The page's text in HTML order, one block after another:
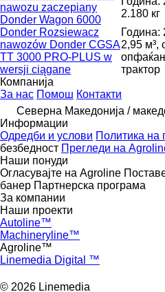
nawozu zaczepiany
Donder Wagon 6000
2.180 кг
Donder Rozsiewacz
nawozów Donder CGSA
TT 3000 PRO-PLUS w
wersji ciągane
Година:
2,95 м³,
трактор
Компанија
За нас Помош Контакти
Северна Македонија /
Информации
Одредби и услови Политика на
безбедност Прегледи на
Наши понуди
Огласувајте на Agroline
банер Партнерска програма
За компании
Наши проекти
Autoline™
Machineryline™
Agroline™
Linemedia Digital ™
© 2026 Linemedia